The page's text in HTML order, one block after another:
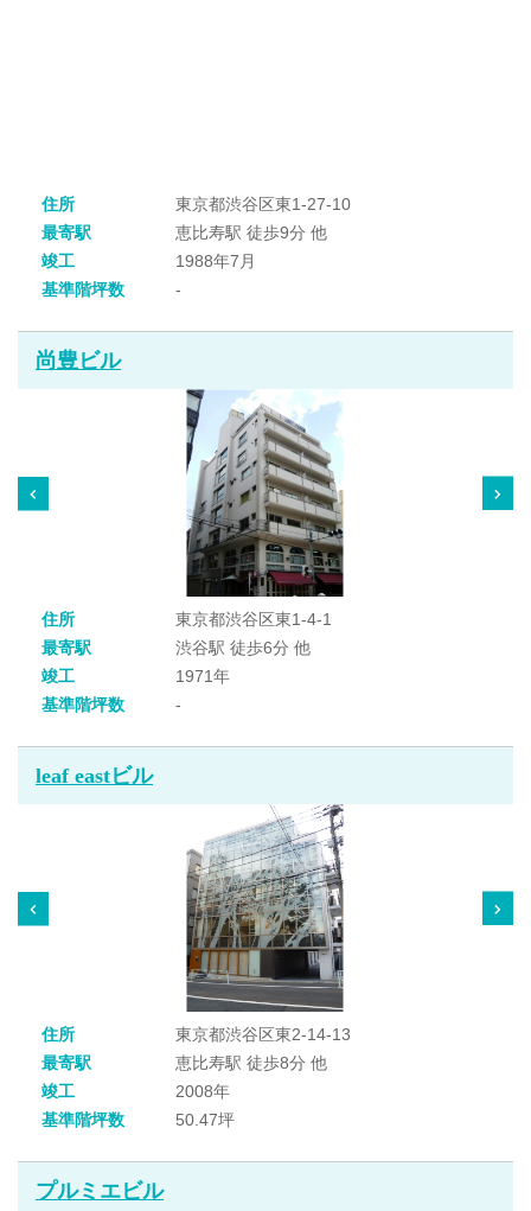
住所
東京都渋谷区東1-27-10
最寄駅
恵比寿駅 徒歩9分 他
竣工
1988年7月
基準階坪数
-
尚豊ビル
住所
東京都渋谷区東1-4-1
最寄駅
渋谷駅 徒歩6分 他
竣工
1971年
基準階坪数
-
leaf eastビル
住所
東京都渋谷区東2-14-13
最寄駅
恵比寿駅 徒歩8分 他
竣工
2008年
基準階坪数
50.47坪
プルミエビル